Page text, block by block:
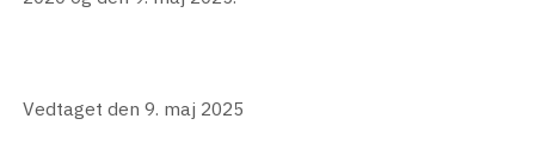
Vedtaget den 9. maj 2025